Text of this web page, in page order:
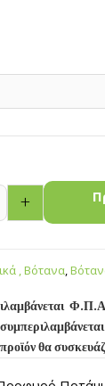
+
, Βότανα,
θα